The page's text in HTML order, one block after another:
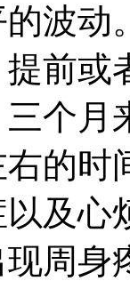
波动
前或
个月
的时
及心
周身